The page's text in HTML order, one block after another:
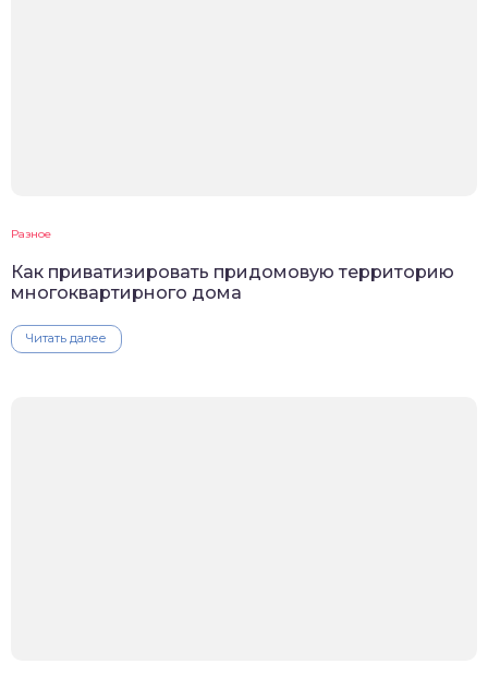
Разное
Как приватизировать придомовую территорию
многоквартирного дома
Читать далее